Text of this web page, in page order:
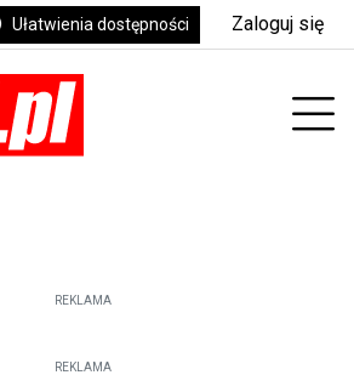
Ułatwienia dostępności Zaloguj się
REKLAMA
REKLAMA